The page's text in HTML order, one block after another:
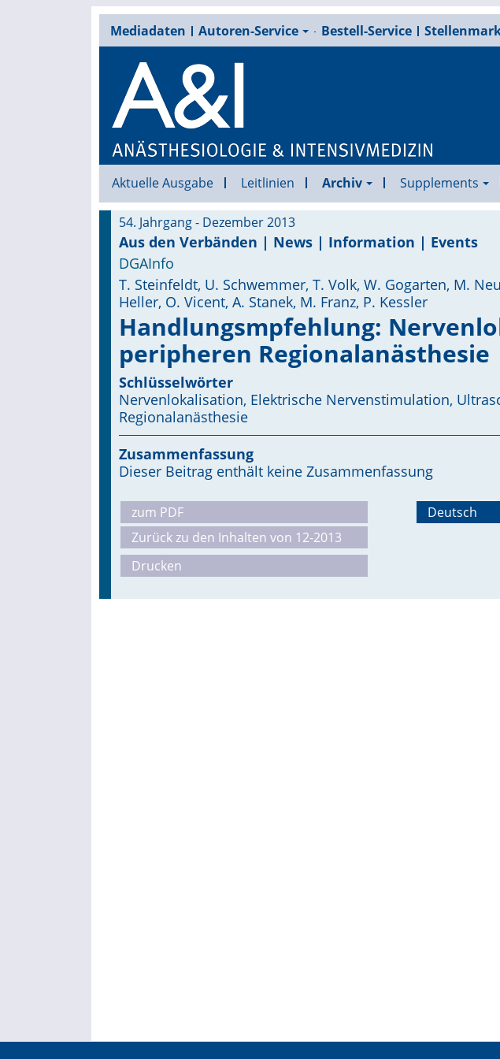
Mediadaten Autoren-Service Bestell-Service
Aktuelle Ausgabe Leitlinien Archiv Supplements
54. Jahrgang - Dezember 2013
Aus den Verbänden | News | Information | Events
DGAInfo
T. Steinfeldt, U. Schwemmer, T. Volk, W. Gogarten, M.
Heller, O. Vicent, A. Stanek, M. Franz, P. Kessler
Handlungsmpfehlung:
peripheren Regionalanästhesie
Schlüsselwörter
Nervenlokalisation, Elektrische Nervenstimulation,
Regionalanästhesie
Zusammenfassung
Dieser Beitrag enthält keine Zusammenfassung
zum PDF
Zurück zu den Inhalten von 12-2013
Drucken
Deutsch